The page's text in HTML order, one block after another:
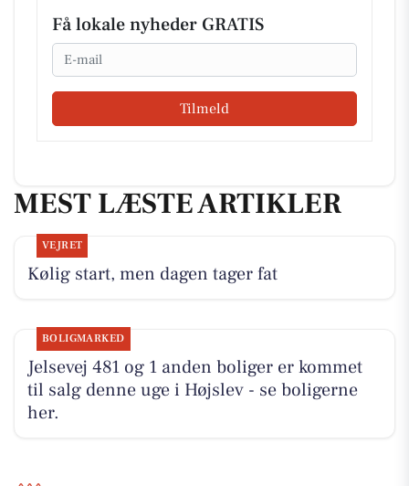
Få lokale nyheder GRATIS
Email
Tilmeld
MEST LÆSTE ARTIKLER
VEJRET
Kølig start, men dagen tager fat
BOLIGMARKED
Jelsevej 481 og 1 anden boliger er kommet
til salg denne uge i Højslev - se boligerne
her.